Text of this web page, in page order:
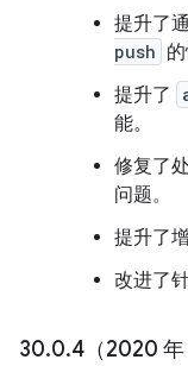
提升了
push 的
提升了
能。
修复了
问题。
提升了
改进了
30.0.4（2020 年